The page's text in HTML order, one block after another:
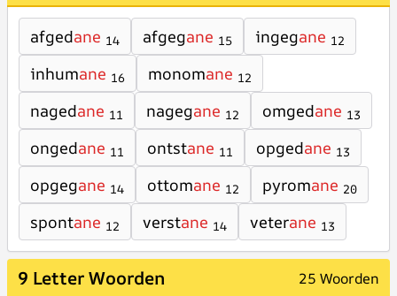
afgedane 14 afgegane 15 ingegane 12
inhumane 16 monomane 12
nagedane 11 nagegane 12 omgedane 13
ongedane 11 ontstane 11 opgedane 13
opgegane 14 ottomane 12 pyromane 20
spontane 12 verstane 14 veterane 13
9 Letter Woorden 25 Woorden